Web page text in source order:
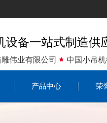
设备一站式制造供
伟业有限公司 中国小吊
产品中心 荣